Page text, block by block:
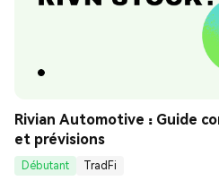
Rivian Automotive : Guide
et prévisions
Débutant
TradFi